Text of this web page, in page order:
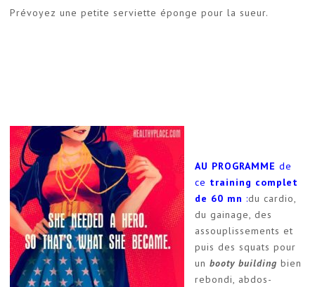
Prévoyez une petite serviette éponge pour la sueur.
AU PROGRAMME de
ce training complet
de 60 mn :du cardio,
du gainage, des
assouplissements et
puis des squats pour
un booty building bien
rebondi, abdos-